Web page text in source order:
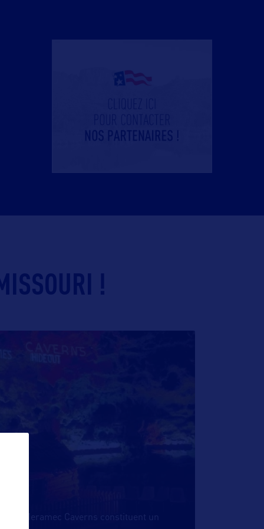
!
les Meramec Caverns constituent un